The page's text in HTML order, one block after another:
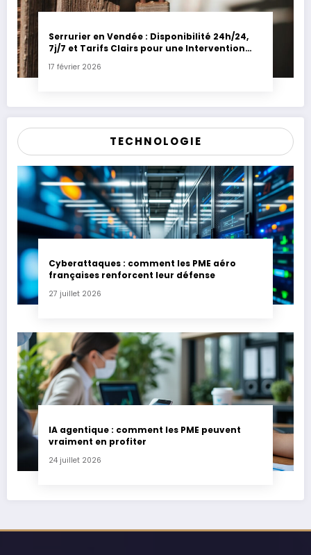
Serrurier en Vendée : Disponibilité 24h/24,
7j/7 et Tarifs Clairs pour une Intervention
17 février 2026
TECHNOLOGIE
Cyberattaques : comment les PME aéro
françaises renforcent leur défense
27 juillet 2026
IA agentique : comment les PME peuvent
vraiment en profiter
24 juillet 2026